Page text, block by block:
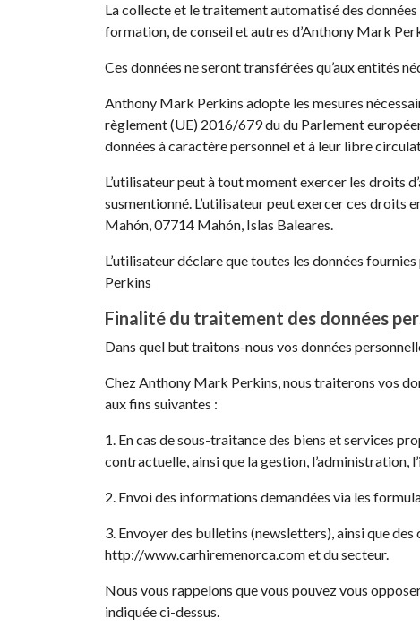
La collecte et le traitement automatisé des
formation, de conseil et autres d’Anthony Mark
Ces données ne seront transférées qu’aux entités
Anthony Mark Perkins adopte les mesures
règlement (UE) 2016/679 du du Parlement
données à caractère personnel et à leur libre
L’utilisateur peut à tout moment exercer les droits
susmentionné. L’utilisateur peut exercer ces droits
Mahón, 07714 Mahón, Islas Baleares.
L’utilisateur déclare que toutes les données
Perkins
Finalité du traitement des données
Dans quel but traitons-nous vos données
Chez Anthony Mark Perkins, nous traiterons vos
aux fins suivantes :
1. En cas de sous-traitance des biens et services
contractuelle, ainsi que la gestion, l’administration,
2. Envoi des informations demandées via les
3. Envoyer des bulletins (newsletters), ainsi que
http://www.carhiremenorca.com et du secteur.
Nous vous rappelons que vous pouvez vous
indiquée ci-dessus.